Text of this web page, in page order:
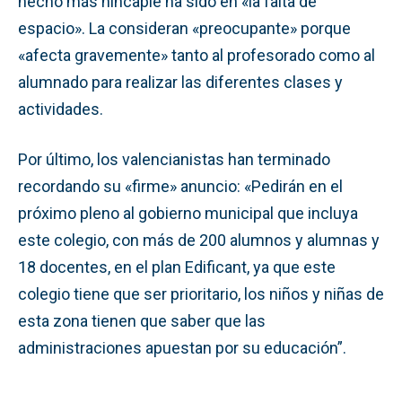
espacio». La consideran «preocupante» porque
«afecta gravemente» tanto al profesorado como al
alumnado para realizar las diferentes clases y
actividades.
Por último, los valencianistas han terminado
recordando su «firme» anuncio: «Pedirán en el
próximo pleno al gobierno municipal que incluya
este colegio, con más de 200 alumnos y alumnas y
18 docentes, en el plan Edificant, ya que este
colegio tiene que ser prioritario, los niños y niñas de
esta zona tienen que saber que las
administraciones apuestan por su educación”.